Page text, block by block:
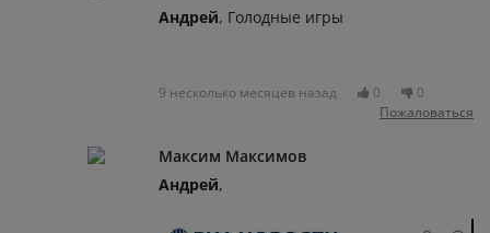
Андрей, Голодные игры
9 несколько месяцев назад 0
0
Пожаловаться
Максим Максимов
Андрей,